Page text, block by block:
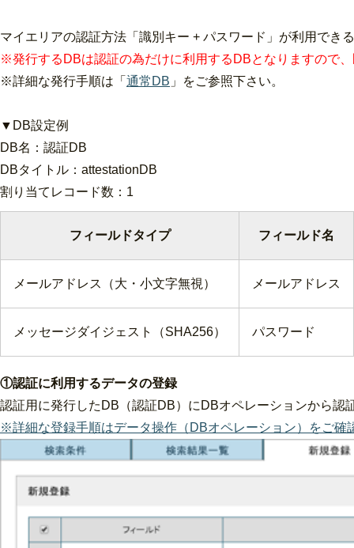
マイエリアの認証方法「識別キー + パスワード」が利用でき
※発行するDBは認証の為だけに利用するDBとなりますので
※詳細な発行手順は「 通常DB 」をご参照下さい。
▼DB設定例
DB名：認証DB
DBタイトル：attestationDB
割り当てレコード数：1
フィールドタイプ フィールド名
メールアドレス（大・小文字無視） メールアドレス
メッセージダイジェスト（SHA256） パスワード
①認証に利用するデータの登録
認証用に発行したDB（認証DB）にDBオペレーションから認
※詳細な登録手順はデータ操作（DBオペレーション）をご確